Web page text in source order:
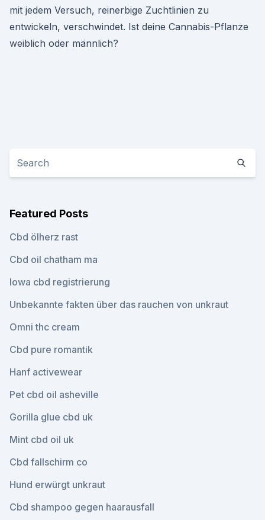
mit jedem Versuch, reinerbige Zuchtlinien zu
entwickeln, verschwindet. Ist deine Cannabis-Pflanze
weiblich oder männlich?
Featured Posts
Cbd ölherz rast
Cbd oil chatham ma
Iowa cbd registrierung
Unbekannte fakten über das rauchen von unkraut
Omni thc cream
Cbd pure romantik
Hanf activewear
Pet cbd oil asheville
Gorilla glue cbd uk
Mint cbd oil uk
Cbd fallschirm co
Hund erwürgt unkraut
Cbd shampoo gegen haarausfall